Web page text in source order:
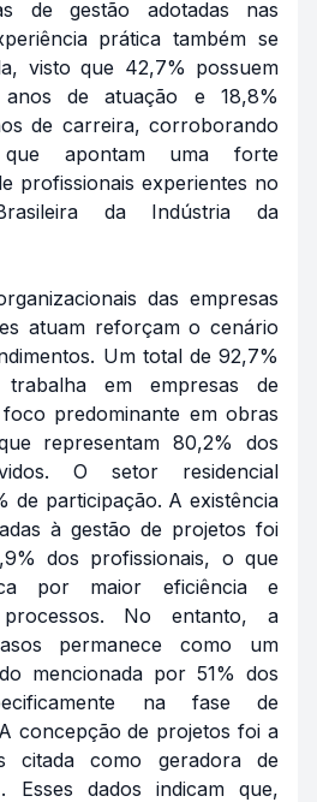
de gestão adotadas nas
prática também se
visto que 42,7% possuem
de atuação e 18,8%
de carreira, corroborando
que apontam uma forte
profissionais experientes no
da Indústria da
das empresas
atuam reforçam o cenário
Um total de 92,7%
trabalha em empresas de
predominante em obras
representam 80,2% dos
O setor residencial
de participação. A existência
à gestão de projetos foi
dos profissionais, o que
por maior eficiência e
No entanto, a
permanece como um
mencionada por 51% dos
na fase de
concepção de projetos foi a
citada como geradora de
Esses dados indicam que,